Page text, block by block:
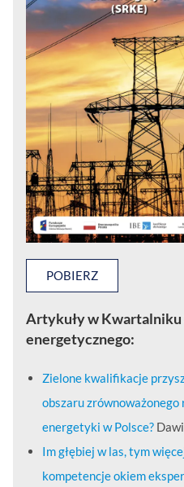
POBIERZ
Artykuły w
energetycznego:
Zielone kwalifikacje
obszaru zrównoważonego
energetyki w Polsce?
Im głębiej w las, tym
kompetencje okiem